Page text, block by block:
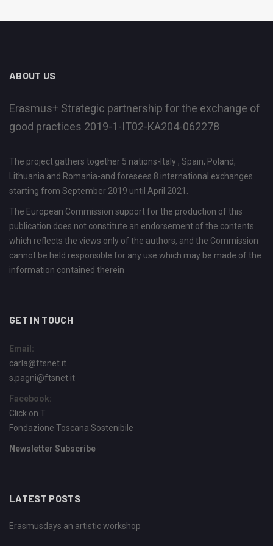
ABOUT US
Erasmus+ Strategic partnership for the exchange of
good practices 2019-1-IT02-KA204-062278
The project gathers together 5 nations-Italy , Spain, Poland,
Lithuania and Romania-and foresees 8 international exchanges
starting from September 2019 until April 2021.
The European Commission support for the production of this
publication does not constitute an endorsement of the contents
which reflects the views only of the authors, and the Commission
cannot be held responsible for any use which may be made of the
information contained therein
GET IN TOUCH
Email:
carla@ftsnet.it
s.pagni@ftsnet.it
Facebook:
Click on T
Fondazione Toscana Sostenibile
Newsletter Subscribe
LATEST POSTS
Erasmusdays an artistic workshop